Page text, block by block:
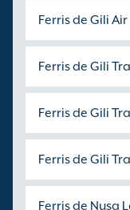
Ferris de Gili
Ferris de Gili
Ferris de Gili
Ferris de Gili
Ferris de Nusa